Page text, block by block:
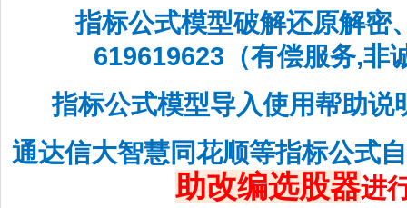
指标公式模型破解还原解密
619619623（有偿服务,非
指标公式模型导入使用帮助说
通达信大智慧同花顺等指标公式
助改编选股器进